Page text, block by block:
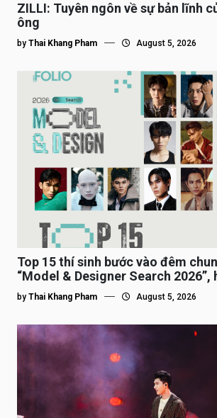
ZILLI: Tuyên ngôn về sự bản lĩnh
ông
by Thai Khang Pham August 5, 2026
Top 15 thí sinh bước vào đêm
“Model & Designer Search 2026”,
by Thai Khang Pham August 5, 2026